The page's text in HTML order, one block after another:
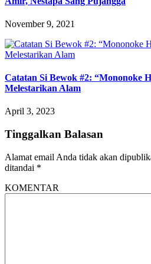
November 9, 2021
Catatan Si Bewok #2: “Mononoke
Melestarikan Alam
April 3, 2023
Tinggalkan Balasan
Alamat email Anda tidak akan
ditandai *
KOMENTAR